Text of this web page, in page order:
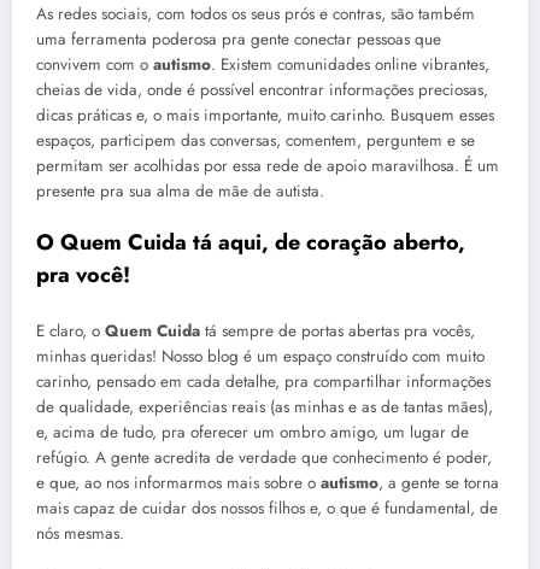
As redes sociais, com todos os seus prós e contras, são também
uma ferramenta poderosa pra gente conectar pessoas que
convivem com o autismo. Existem comunidades online vibrantes,
cheias de vida, onde é possível encontrar informações preciosas,
dicas práticas e, o mais importante, muito carinho. Busquem esses
espaços, participem das conversas, comentem, perguntem e se
permitam ser acolhidas por essa rede de apoio maravilhosa. É um
presente pra sua alma de mãe de autista.
OQuem Cuida tá aqui, de coração aberto,
pra você!
E claro, o Quem Cuida tá sempre de portas abertas pra vocês,
minhas queridas! Nosso blog é um espaço construído com muito
carinho, pensado em cada detalhe, pra compartilhar informações
de qualidade, experiências reais (as minhas e as de tantas mães),
e, acima de tudo, pra oferecer um ombro amigo, um lugar de
refúgio. A gente acredita de verdade que conhecimento é poder,
e que, ao nos informarmos mais sobre o autismo, a gente se torna
mais capaz de cuidar dos nossos filhos e, o que é fundamental, de
nós mesmas.